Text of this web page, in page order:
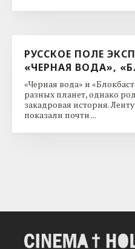
РУССКОЕ ПОЛЕ
«ЧЕРНАЯ ВОДА»,
«Черная вода» и
разных планет, однако
закадровая история.
показали почти ...